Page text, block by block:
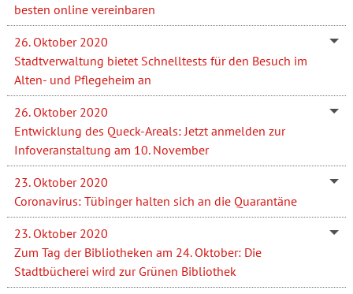
besten online vereinbaren
26. Oktober 2020
Stadtverwaltung bietet Schnelltests für den Besuch im
Alten- und Pflegeheim an
26. Oktober 2020
Entwicklung des Queck-Areals: Jetzt anmelden zur
Infoveranstaltung am 10. November
23. Oktober 2020
Coronavirus: Tübinger halten sich an die Quarantäne
23. Oktober 2020
Zum Tag der Bibliotheken am 24. Oktober: Die
Stadtbücherei wird zur Grünen Bibliothek